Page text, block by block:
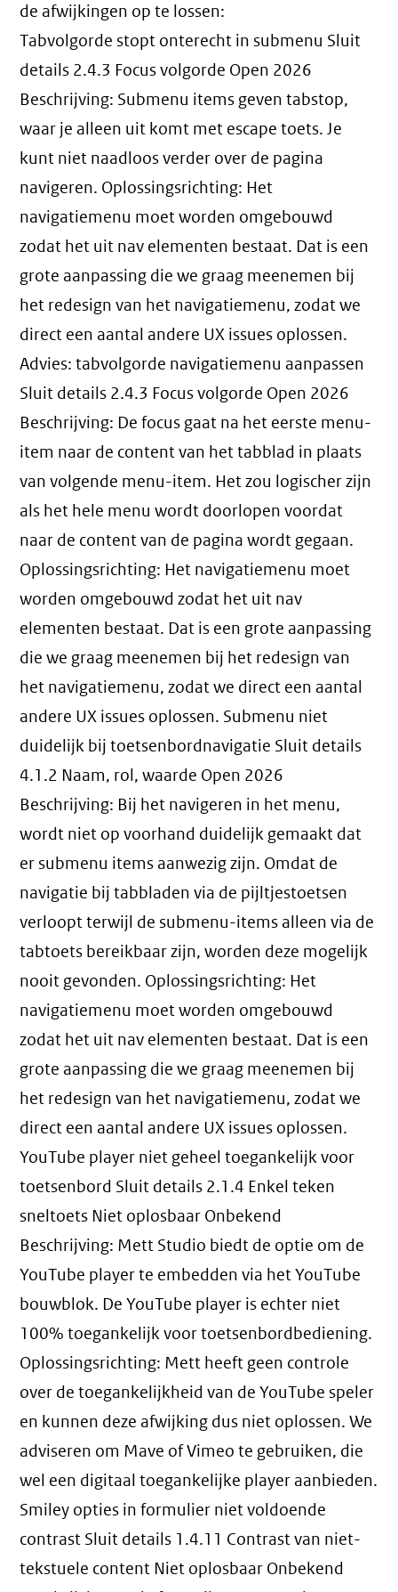
de afwijkingen op te lossen:
Tabvolgorde stopt onterecht in submenu Sluit
details 2.4.3 Focus volgorde Open 2026
Beschrijving: Submenu items geven tabstop,
waar je alleen uit komt met escape toets. Je
kunt niet naadloos verder over de pagina
navigeren. Oplossingsrichting: Het
navigatiemenu moet worden omgebouwd
zodat het uit nav elementen bestaat. Dat is een
grote aanpassing die we graag meenemen bij
het redesign van het navigatiemenu, zodat we
direct een aantal andere UX issues oplossen.
Advies: tabvolgorde navigatiemenu aanpassen
Sluit details 2.4.3 Focus volgorde Open 2026
Beschrijving: De focus gaat na het eerste menu-
item naar de content van het tabblad in plaats
van volgende menu-item. Het zou logischer zijn
als het hele menu wordt doorlopen voordat
naar de content van de pagina wordt gegaan.
Oplossingsrichting: Het navigatiemenu moet
worden omgebouwd zodat het uit nav
elementen bestaat. Dat is een grote aanpassing
die we graag meenemen bij het redesign van
het navigatiemenu, zodat we direct een aantal
andere UX issues oplossen. Submenu niet
duidelijk bij toetsenbordnavigatie Sluit details
4.1.2 Naam, rol, waarde Open 2026
Beschrijving: Bij het navigeren in het menu,
wordt niet op voorhand duidelijk gemaakt dat
er submenu items aanwezig zijn. Omdat de
navigatie bij tabbladen via de pijltjestoetsen
verloopt terwijl de submenu-items alleen via de
tabtoets bereikbaar zijn, worden deze mogelijk
nooit gevonden. Oplossingsrichting: Het
navigatiemenu moet worden omgebouwd
zodat het uit nav elementen bestaat. Dat is een
grote aanpassing die we graag meenemen bij
het redesign van het navigatiemenu, zodat we
direct een aantal andere UX issues oplossen.
YouTube player niet geheel toegankelijk voor
toetsenbord Sluit details 2.1.4 Enkel teken
sneltoets Niet oplosbaar Onbekend
Beschrijving: Mett Studio biedt de optie om de
YouTube player te embedden via het YouTube
bouwblok. De YouTube player is echter niet
100% toegankelijk voor toetsenbordbediening.
Oplossingsrichting: Mett heeft geen controle
over de toegankelijkheid van de YouTube speler
en kunnen deze afwijking dus niet oplossen. We
adviseren om Mave of Vimeo te gebruiken, die
wel een digitaal toegankelijke player aanbieden.
Smiley opties in formulier niet voldoende
contrast Sluit details 1.4.11 Contrast van niet-
tekstuele content Niet oplosbaar Onbekend